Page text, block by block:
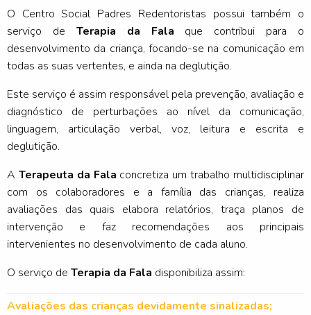
O Centro Social Padres Redentoristas possui também o
serviço de Terapia da Fala
que contribui para o
desenvolvimento da criança, focando-se na comunicação em
todas as suas vertentes, e ainda na deglutição.
Este serviço é assim responsável pela prevenção, avaliação e
diagnóstico de perturbações ao nível da comunicação,
linguagem, articulação verbal, voz, leitura e escrita e
deglutição.
A Terapeuta da Fala concretiza um trabalho multidisciplinar
com os colaboradores e a família das crianças, realiza
avaliações das quais elabora relatórios, traça planos de
intervenção e faz recomendações aos principais
intervenientes no desenvolvimento de cada aluno.
O serviço de Terapia da Fala disponibiliza assim:
Avaliações das crianças devidamente sinalizadas;